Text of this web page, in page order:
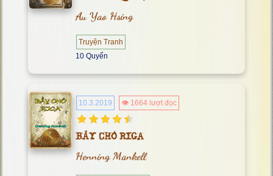
Au Yao Hsing
Truyện Tranh
10 Quyển
10.3.2019 👁 1664 lượt đọc
BẦY CHÓ RIGA
Henning Mankell